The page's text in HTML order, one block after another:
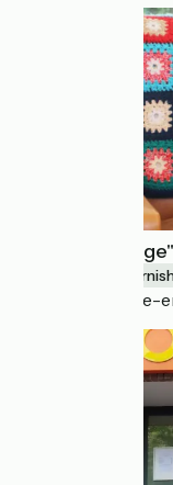
Gîte "La Vintage"
Lodgings and
La Villeneuve-